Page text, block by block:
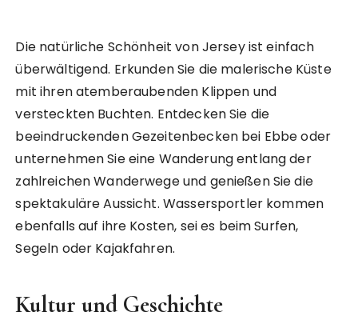
Die natürliche Schönheit von Jersey ist einfach
überwältigend. Erkunden Sie die malerische Küste
mit ihren atemberaubenden Klippen und
versteckten Buchten. Entdecken Sie die
beeindruckenden Gezeitenbecken bei Ebbe oder
unternehmen Sie eine Wanderung entlang der
zahlreichen Wanderwege und genießen Sie die
spektakuläre Aussicht. Wassersportler kommen
ebenfalls auf ihre Kosten, sei es beim Surfen,
Segeln oder Kajakfahren.
Kultur und Geschichte